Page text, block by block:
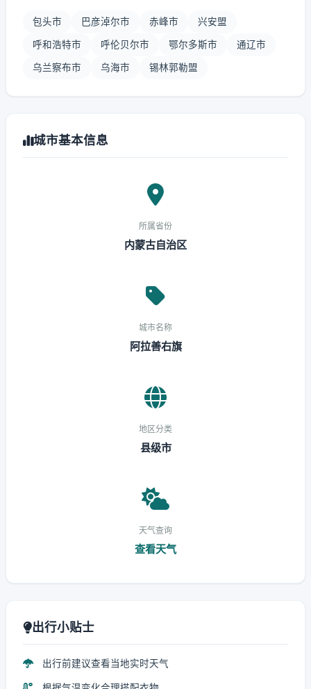
包头市 巴彦淖尔市 赤峰市 兴安盟
呼和浩特市 呼伦贝尔市 鄂尔多斯市 通辽市
乌兰察布市 乌海市 锡林郭勒盟
城市基本信息
所属省份
内蒙古自治区
城市名称
阿拉善右旗
地区分类
县级市
天气查询
查看天气
出行小贴士
出行前建议查看当地实时天气